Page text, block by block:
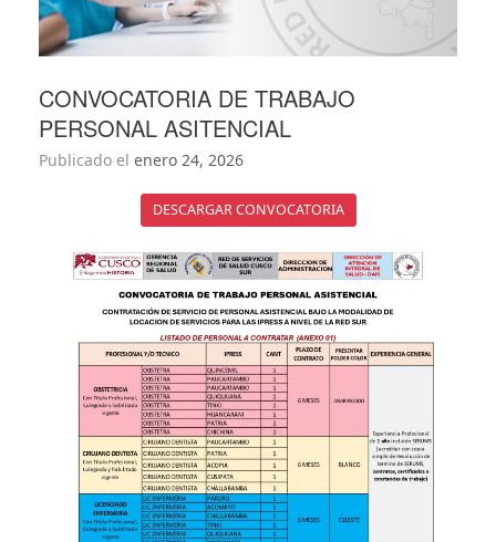
CONVOCATORIA DE TRABAJO
PERSONAL ASITENCIAL
Publicado el enero 24, 2026
DESCARGAR CONVOCATORIA